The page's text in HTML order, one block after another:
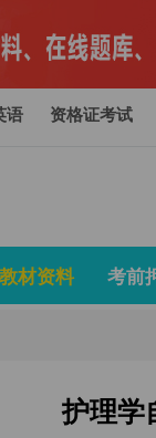
语 资格证考试
教材资料 考前
护理学